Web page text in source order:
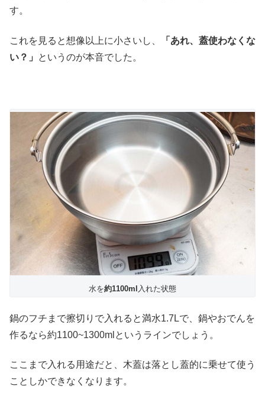
す。
これを見ると想像以上に小さいし、
「あれ、蓋使わなくな
い？」
というのが本音でした。
水を約1100ml 入れた状態
鍋のフチまで擦切りで入れると満水1.7Lで、鍋やおでんを
作るなら約1100~1300mlというラインでしょう。
ここまで入れる用途だと、木蓋は落とし蓋的に乗せて使う
ことしかできなくなります。